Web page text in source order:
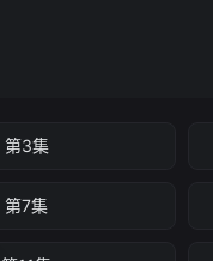
第3集
第7集